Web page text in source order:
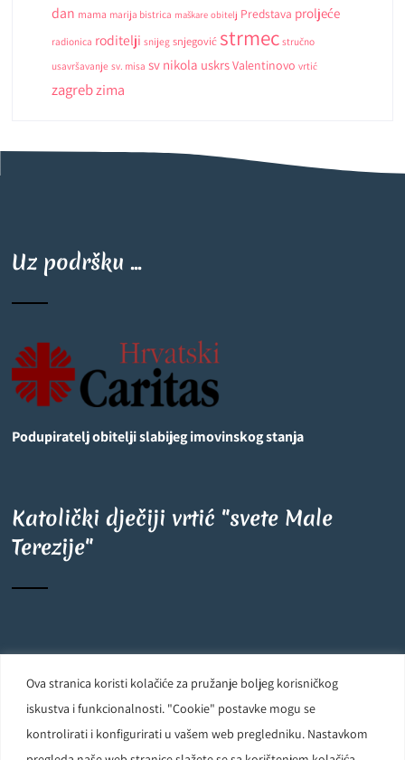
Ova stranica koristi kolačiće za pružanje boljeg korisničkog
iskustva i funkcionalnosti. "Cookie" postavke mogu se
kontrolirati i konfigurirati u vašem web pregledniku. Nastavkom
dan mama marija bistrica maškare obitelj Predstava proljeće
radionica roditelji snijeg snjegović strmec stručno
usavršavanje sv. misa sv nikola uskrsValentinovo vrtić
zagrebzima
Uz podršku ...
Podupiratelj obitelji slabijeg imovinskog stanja
Katolički dječiji vrtić "svete Male
Terezije"
Carmelite Sisters DCJ. Made in Kingdom of God. Since 1891. All
rights reserved.